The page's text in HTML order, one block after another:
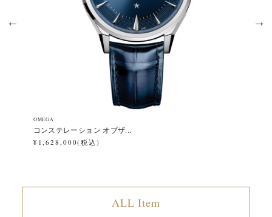
OMEGA
コンステレーション オブザ...
¥1,628,000(税込)
ALL Item